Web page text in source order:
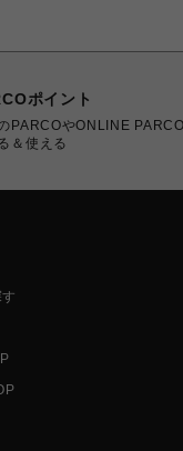
ポイント
PARCOやONLINE
＆使える